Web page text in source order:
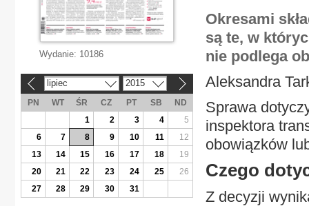
Okresami
są te, w
nie podlega
Aleksandra
Sprawa
inspektora
obowiązków
Czego
Z decyzji
Wydanie: 10186
lipiec 2015
PN WT ŚR CZ PT SB
ND
1
2 3 4
5
6
7 8 9 10 11
12
13
14 15 16 17 18
19
20
21 22 23 24 25
26
27
28 29 30 31